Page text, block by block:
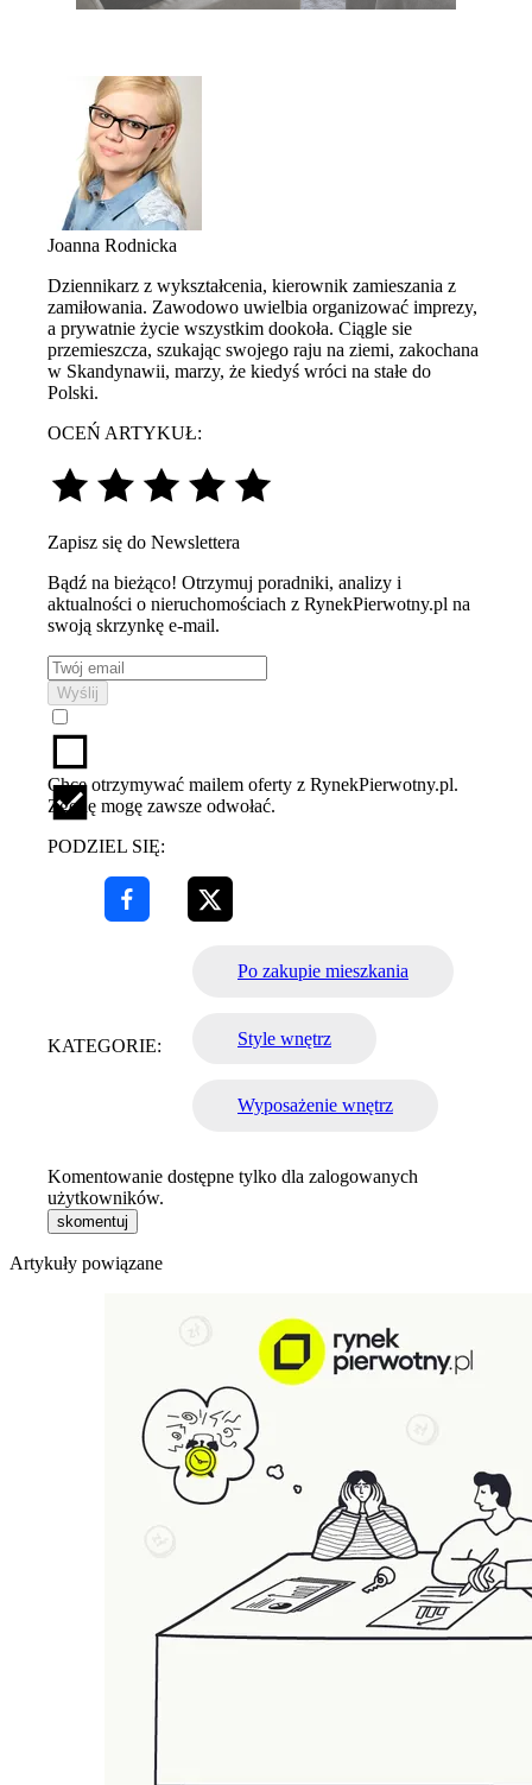
Joanna Rodnicka
Dziennikarz z wykształcenia, kierownik zamieszania z
zamiłowania. Zawodowo uwielbia organizować imprezy,
a prywatnie życie wszystkim dookoła. Ciągle sie
przemieszcza, szukając swojego raju na ziemi, zakochana
w Skandynawii, marzy, że kiedyś wróci na stałe do
Polski.
OCEŃ ARTYKUŁ:
Zapisz się do Newslettera
Bądź na bieżąco! Otrzymuj poradniki, analizy i
aktualności o nieruchomościach z RynekPierwotny.pl na
swoją skrzynkę e-mail.
Wyślij
Chcę otrzymywać mailem oferty z RynekPierwotny.pl.
Zgodę mogę zawsze odwołać.
PODZIEL SIĘ:
KATEGORIE:
Po zakupie mieszkania
Style wnętrz
Wyposażenie wnętrz
Komentowanie dostępne tylko dla zalogowanych
użytkowników.
skomentuj
Artykuły powiązane